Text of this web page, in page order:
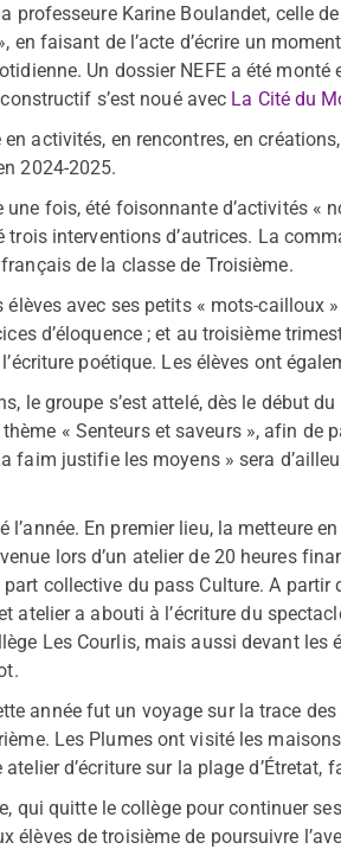
professeure Karine Boulandet, celle
en faisant de l’acte d’écrire un
Un dossier NEFE a été
s’est noué avec La Cité du
activités, en rencontres, en
2024-2025.
une fois, été foisonnante d’activités «
interventions d’autrices. La
de la classe de Troisième.
avec ses petits « mots-cailloux
d’éloquence ; et au troisième
poétique. Les élèves ont
le groupe s’est attelé, dès le début
« Senteurs et saveurs », afin de
faim justifie les moyens » sera
l’année. En premier lieu, la metteure
lors d’un atelier de 20 heures
part collective du pass Culture. A partir
atelier a abouti à l’écriture du
Les Courlis, mais aussi devant les
année fut un voyage sur la trace
Les Plumes ont visité les
d’écriture sur la plage d’Étretat,
qui quitte le collège pour continuer
élèves de troisième de poursuivre